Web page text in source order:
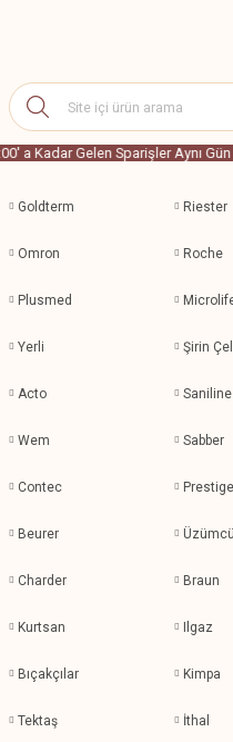
a Kadar Gelen Sparişler Aynı
Goldterm Riester
Omron Roche
Plusmed
Yerli Şirin
Acto Saniline
Wem Sabber
Contec Prestige
Beurer Üzümcü
Charder Braun
Kurtsan Ilgaz
Bıçakçılar Kimpa
Tektaş İthal